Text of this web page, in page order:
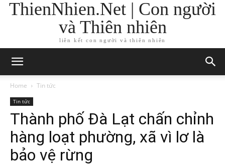
ThienNhien.Net | Con người
và Thiên nhiên
liên kết con người và thiên nhiên
Home Tin tức
Tin tức
Thành phố Đà Lạt chấn chỉnh
hàng loạt phường, xã vì lơ là
bảo vệ rừng